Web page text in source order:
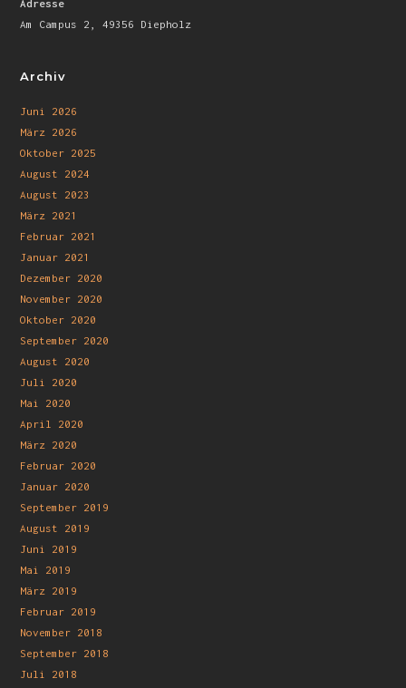
Adresse
Am Campus 2, 49356 Diepholz
Archiv
Juni 2026
März 2026
Oktober 2025
August 2024
August 2023
März 2021
Februar 2021
Januar 2021
Dezember 2020
November 2020
Oktober 2020
September 2020
August 2020
Juli 2020
Mai 2020
April 2020
März 2020
Februar 2020
Januar 2020
September 2019
August 2019
Juni 2019
Mai 2019
März 2019
Februar 2019
November 2018
September 2018
Juli 2018